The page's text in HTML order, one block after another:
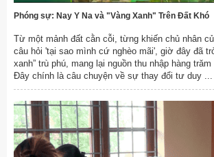
Phóng sự: Nay Y Na và "Vàng Xanh" Trên Đất Khó
Từ một mảnh đất cằn cỗi, từng khiến chủ nhân
câu hỏi 'tại sao mình cứ nghèo mãi', giờ đây đã
xanh” trù phú, mang lại nguồn thu nhập hàng
Đây chính là câu chuyện về sự thay đổi tư duy ...